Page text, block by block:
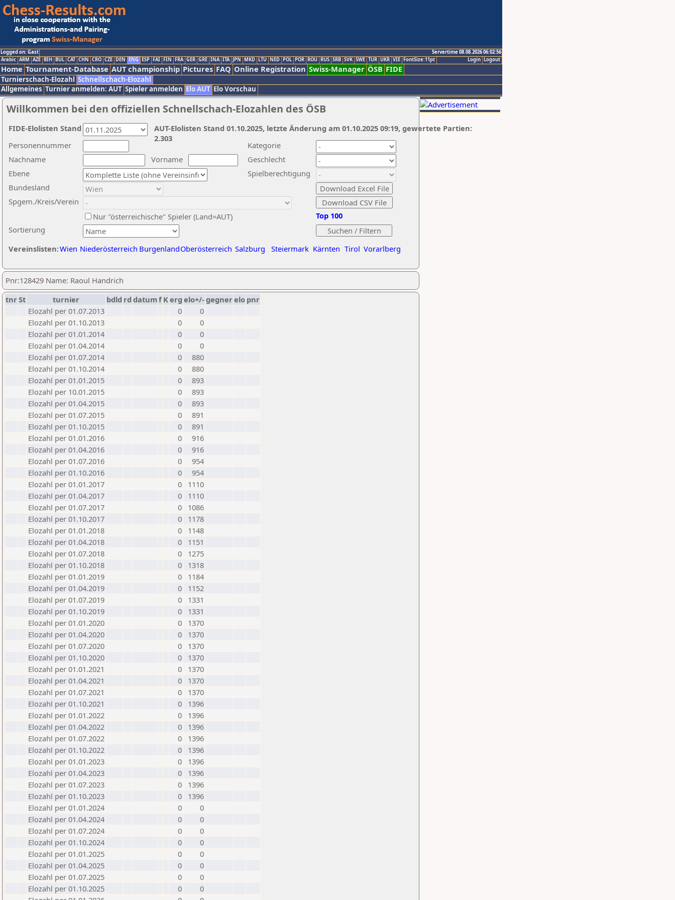
Logged on: Gast
Servertime 08.08.2026 06:02:56
Logout
Login
Arabic ARM AZE BIH BUL CAT CHN CRO CZE DEN ENG ESP FAI FIN FRA GER GRE INA ITA JPN MKD LTU NED POL POR ROU RUS SRB SVK SWE TUR UKR VIE FontSize:11pt
Home Tournament-Database AUT championship Pictures FAQ Online Registration Swiss-Manager ÖSB FIDE
Turnierschach-Elozahl Schnellschach-Elozahl
Allgemeines Turnier anmelden: AUT Spieler anmelden Elo AUT Elo Vorschau
Willkommen bei den offiziellen Schnellschach-Elozahlen des ÖSB
Nachname
Vorname
Ebene
Kategorie
Sortierung
Personennummer
Bundesland
Spgem./Kreis/Verein
Geschlecht
Nur "österreichische" Spieler (Land=AUT)
Spielberechtigung
Vereinslisten:Wien Niederösterreich BurgenlandOberösterreich Salzburg Steiermark Kärnten Tirol Vorarlberg
Top 100
AUT-Elolisten Stand 01.10.2025, letzte Änderung am 01.10.2025 09:19, gewertete Partien:
2.303
FIDE-Elolisten Stand
Pnr:128429 Name: Raoul Handrich
tnrSt turnier bdld rd datumf Kerg elo+/-gegnerelo pnr
Elozahl per 01.07.2013
0
0
Elozahl per 01.10.2013
0
0
Elozahl per 01.01.2014
0
0
Elozahl per 01.04.2014
0
0
Elozahl per 01.07.2014
0
880
Elozahl per 01.10.2014
0
880
Elozahl per 01.01.2015
0
893
Elozahl per 10.01.2015
0
893
Elozahl per 01.04.2015
0
893
Elozahl per 01.07.2015
0
891
Elozahl per 01.10.2015
0
891
Elozahl per 01.01.2016
0
916
Elozahl per 01.04.2016
0
916
Elozahl per 01.07.2016
0
954
Elozahl per 01.10.2016
0
954
Elozahl per 01.01.2017
0
1110
Elozahl per 01.04.2017
0
1110
Elozahl per 01.07.2017
0
1086
Elozahl per 01.10.2017
0
1178
Elozahl per 01.01.2018
0
1148
Elozahl per 01.04.2018
0
1151
Elozahl per 01.07.2018
0
1275
Elozahl per 01.10.2018
0
1318
Elozahl per 01.01.2019
0
1184
Elozahl per 01.04.2019
0
1152
Elozahl per 01.07.2019
0
1331
Elozahl per 01.10.2019
0
1331
Elozahl per 01.01.2020
0
1370
Elozahl per 01.04.2020
0
1370
Elozahl per 01.07.2020
0
1370
Elozahl per 01.10.2020
0
1370
Elozahl per 01.01.2021
0
1370
Elozahl per 01.04.2021
0
1370
Elozahl per 01.07.2021
0
1370
Elozahl per 01.10.2021
0
1396
Elozahl per 01.01.2022
0
1396
Elozahl per 01.04.2022
0
1396
Elozahl per 01.07.2022
0
1396
Elozahl per 01.10.2022
0
1396
Elozahl per 01.01.2023
0
1396
Elozahl per 01.04.2023
0
1396
Elozahl per 01.07.2023
0
1396
Elozahl per 01.10.2023
0
1396
Elozahl per 01.01.2024
0
0
Elozahl per 01.04.2024
0
0
Elozahl per 01.07.2024
0
0
Elozahl per 01.10.2024
0
0
Elozahl per 01.01.2025
0
0
Elozahl per 01.04.2025
0
0
Elozahl per 01.07.2025
0
0
Elozahl per 01.10.2025
0
0